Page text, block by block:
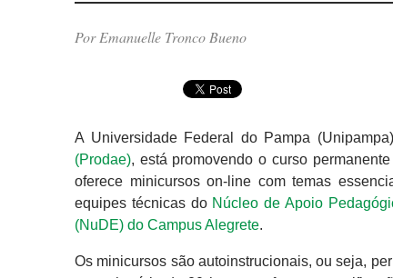
Por Emanuelle Tronco Bueno
A Universidade Federal do Pampa
(Prodae), está promovendo o curso
oferece minicursos on-line com temas
equipes técnicas do Núcleo de Apoio
(NuDE) do Campus Alegrete.
Os minicursos são autoinstrucionais, ou seja,